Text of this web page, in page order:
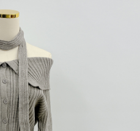
dialihkan ke proses
nombor telefon, pilih bilangan
dan setelah
akan selesai.
ansuran dan jumlah bayaran
transaksi seterusnya.
ditubuhkan, jika tidak pergi
tidak lulus semakan, pesanan
terdapat situasi "pindah untuk
menunjukkan bahawa sistem
mengenai kandungan
ini.